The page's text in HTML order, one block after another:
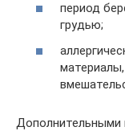
период
грудью;
Дополнительными